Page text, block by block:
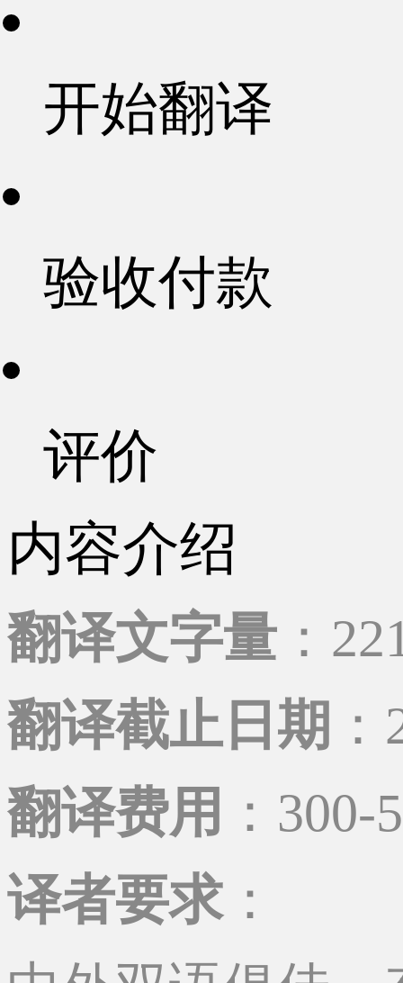
开始翻译
验收付款
评价
内容介绍
翻译文字量 ：
翻译截止日期
翻译费用 ：
译者要求：